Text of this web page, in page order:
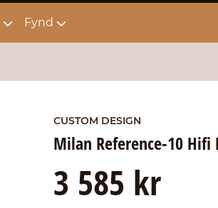
Fynd
CUSTOM DESIGN
Milan Reference-10 Hifi
3 585 kr